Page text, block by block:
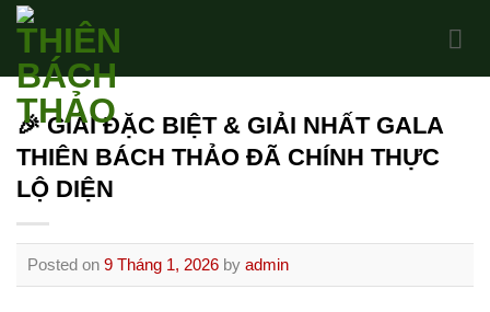
Skip
content
🎉 GIẢI ĐẶC BIỆT & GIẢI NHẤT GALA
THIÊN BÁCH THẢO ĐÃ CHÍNH THỰC
LỘ DIỆN
Posted on 9 Tháng 1, 2026 by admin